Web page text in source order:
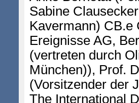
Sabine
Kavermann) CB.e
Ereignisse AG,
(vertreten durch
München)), Prof.
(Vorsitzender der
The International